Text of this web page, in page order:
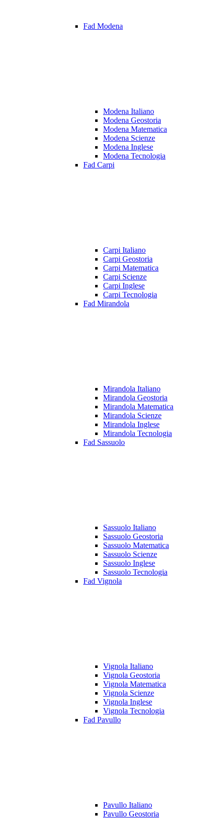
Fad Modena
Modena Italiano
Modena Geostoria
Modena Matematica
Modena Scienze
Modena Inglese
Modena Tecnologia
Fad Carpi
Carpi Italiano
Carpi Geostoria
Carpi Matematica
Carpi Scienze
Carpi Inglese
Carpi Tecnologia
Fad Mirandola
Mirandola Italiano
Mirandola Geostoria
Mirandola Matematica
Mirandola Scienze
Mirandola Inglese
Mirandola Tecnologia
Fad Sassuolo
Sassuolo Italiano
Sassuolo Geostoria
Sassuolo Matematica
Sassuolo Scienze
Sassuolo Inglese
Sassuolo Tecnologia
Fad Vignola
Vignola Italiano
Vignola Geostoria
Vignola Matematica
Vignola Scienze
Vignola Inglese
Vignola Tecnologia
Fad Pavullo
Pavullo Italiano
Pavullo Geostoria